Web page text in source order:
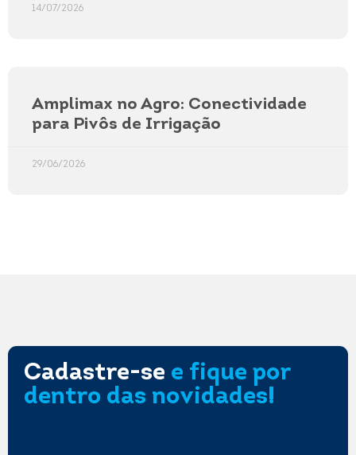
14/07/2026
Amplimax no Agro: Conectividade
para Pivôs de Irrigação
29/06/2026
Cadastre-se e fique por
dentro das novidades!